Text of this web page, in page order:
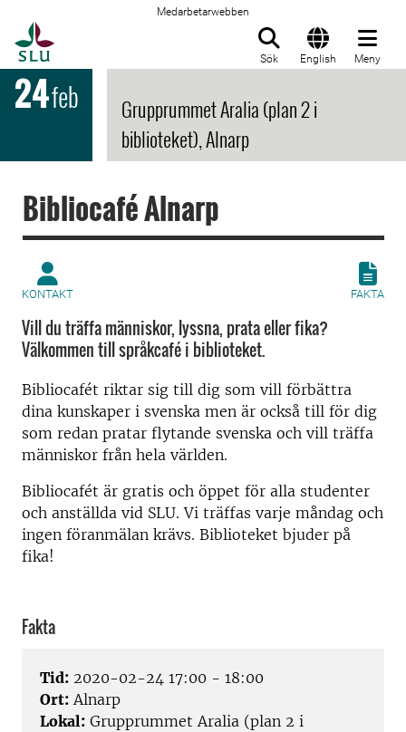
Medarbetarwebben
Sök English Meny
24feb
Grupprummet Aralia (plan 2 i
biblioteket), Alnarp
Bibliocafé Alnarp
KONTAKT FAKTA
Vill du träffa människor, lyssna, prata eller fika?
Välkommen till språkcafé i biblioteket.
Bibliocafét riktar sig till dig som vill förbättra
dina kunskaper i svenska men är också till för dig
som redan pratar flytande svenska och vill träffa
människor från hela världen.
Bibliocafét är gratis och öppet för alla studenter
och anställda vid SLU. Vi träffas varje måndag och
ingen föranmälan krävs. Biblioteket bjuder på
fika!
Fakta
Tid: 2020-02-24 17:00 - 18:00
Ort: Alnarp
Lokal: Grupprummet Aralia (plan 2 i